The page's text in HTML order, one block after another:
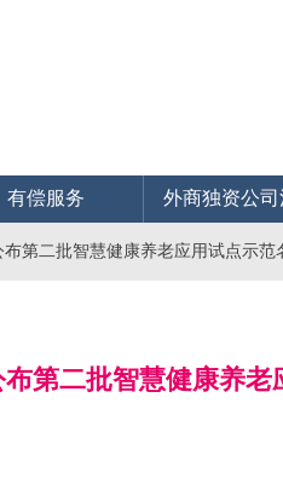
有偿服务 外商独资公
第二批智慧健康养老应用试点示范
第二批智慧健康养